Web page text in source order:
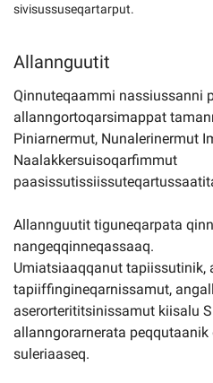
sivisussuseqartarput.
Allannguutit
Qinnuteqaammi nassiussanni
allanngortoqarsimappat
Piniarnermut, Nunalerinermut
Naalakkersuisoqarfimmut
Allannguutit tiguneqarpata
nangeqqinneqassaaq.
Umiatsiaaqqanut tapiissutinik,
tapiiffingineqarnissamut,
aserorterititsinissamut kiisalu
allanngorarnerata
suleriaaseq.